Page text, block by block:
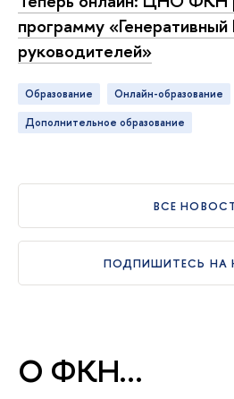
программу
руководителей»
Образование
онлайн-образование
дополнительное образование
СЕ
ПОДПИШИТЕСЬ НА
О ФКН